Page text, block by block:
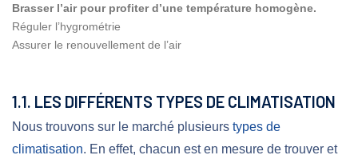
Brasser l’air pour profiter d’une température homogène.
Réguler l’hygrométrie
Assurer le renouvellement de l’air
1.1. LES DIFFÉRENTS TYPES DE CLIMATISATION
Nous trouvons sur le marché plusieurs types de
climatisation. En effet, chacun est en mesure de trouver et